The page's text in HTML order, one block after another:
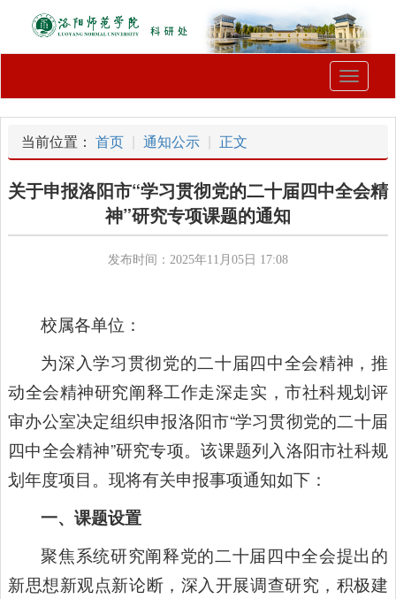
Toggle
当前位置： 首页 通知公示 正文
关于申报洛阳市“学习贯彻党的二十届四中全会精
神”研究专项课题的通知
发布时间：2025年11月05日 17:08
校属各单位：
为深入学习贯彻党的二十届四中全会精神，推
动全会精神研究阐释工作走深走实，市社科规划评
审办公室决定组织申报洛阳市“学习贯彻党的二十届
四中全会精神”研究专项。该课题列入洛阳市社科规
划年度项目。现将有关申报事项通知如下：
一、课题设置
聚焦系统研究阐释党的二十届四中全会提出的
新思想新观点新论断，深入开展调查研究，积极建